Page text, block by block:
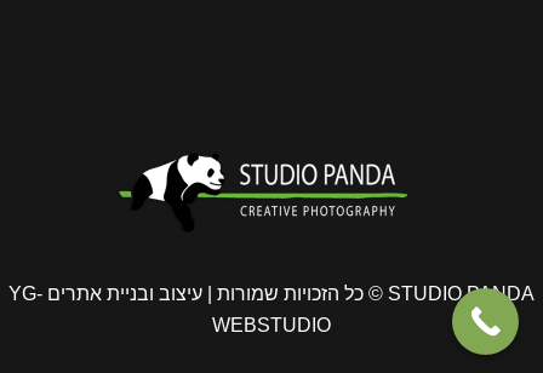
STUDIO PANDA © כל הזכויות שמורות
| עיצוב ובניית אתרים YG-
WEBSTUDIO